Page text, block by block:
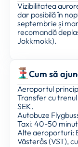
Vizibilitatea
dar posibilă în
septembrie și
recomandă
Jokkmokk).
Cum să
Aeroportul
Transfer cu
SEK.
Autobuze
Taxi: 40-50
Alte aeroporturi:
Västerås (VST),